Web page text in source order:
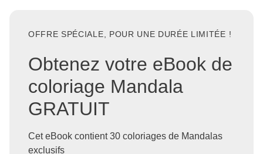
OFFRE SPÉCIALE, POUR UNE DURÉE LIMITÉE !
Obtenez votre eBook de
coloriage Mandala
GRATUIT
Cet eBook contient 30 coloriages de Mandalas
exclusifs